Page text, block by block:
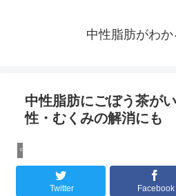
中性脂肪がわか
中性脂肪にごぼう茶が
性・むくみの解消にも
中性脂肪を減らす
Twitter Facebook